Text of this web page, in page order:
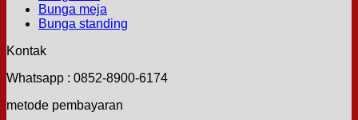
Bunga meja
Bunga standing
Kontak
Whatsapp : 0852-8900-6174
metode pembayaran